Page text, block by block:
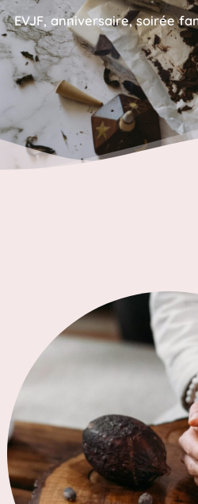
EVJF, anniversaire, soirée